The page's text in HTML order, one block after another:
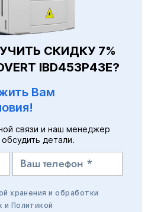
СКИДКУ 7%
IBD453P43E?
Вам
связи и наш менеджер
детали.
хранения и обработки
и Политикой